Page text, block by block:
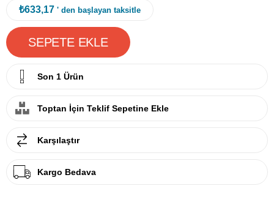
₺633,17 ' den başlayan taksitle
Son 1 Ürün
Toptan İçin Teklif Sepetine Ekle
Karşılaştır
Kargo Bedava